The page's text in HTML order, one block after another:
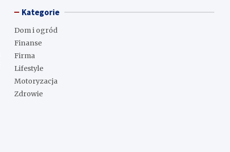
Kategorie
Dom i ogród
Finanse
Firma
Lifestyle
Motoryzacja
Zdrowie